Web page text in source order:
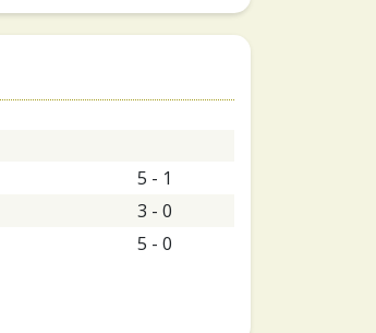
5 - 1
3 - 0
5 - 0